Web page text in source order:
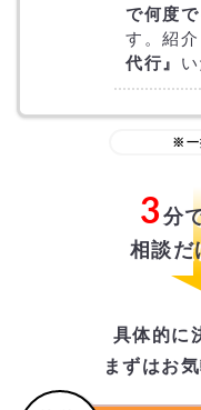
で何度で
す。紹
代行』
※一
『厳しく審査』
会社・工務店の
ます。
3 分
相談だ
具体的に
まずはお